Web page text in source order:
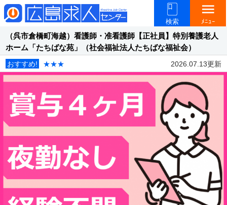
検索
menu
ﾒﾆｭｰ
（呉市倉橋町海越）看護師・准看護師【正社員】特別養護老人
ホーム「たちばな苑」（社会福祉法人たちばな福祉会）
おすすめ! ★★★ 2026.07.13更新